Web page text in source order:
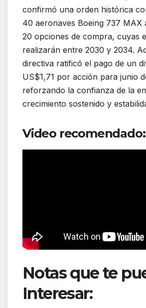
confirmó una orden histórica
40 aeronaves Boeing 737 MAX
20 opciones de compra, cuyas
realizarán entre 2030 y 2034.
directiva ratificó el pago de un
US$1,71 por acción para junio
reforzando la confianza de la
crecimiento sostenido y
Video recomendado:
Notas que te
Interesar:Copa